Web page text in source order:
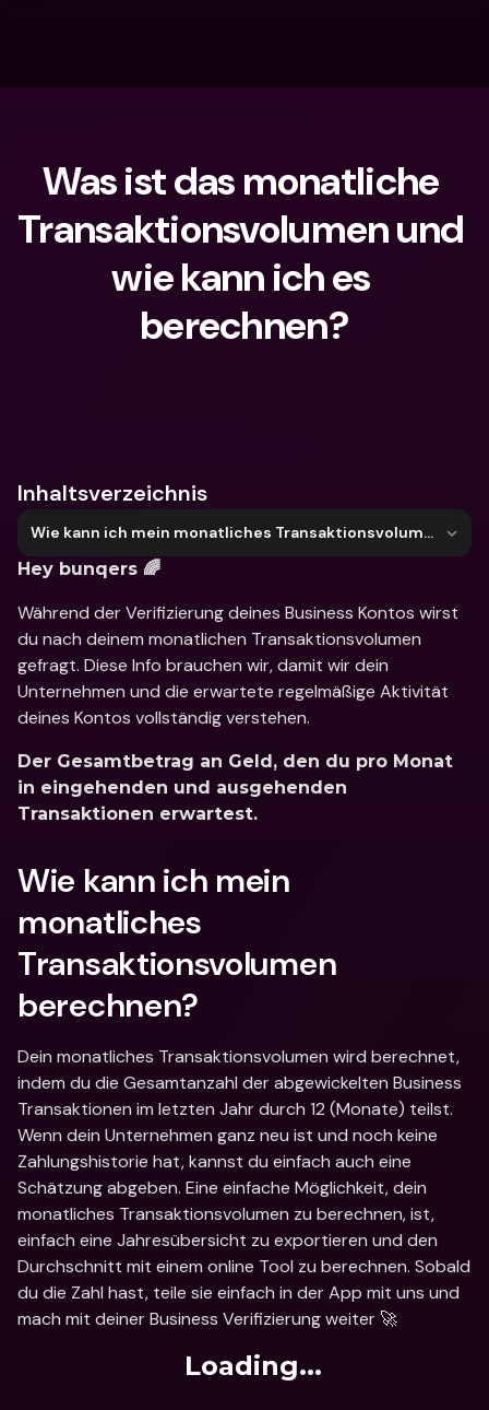
Was ist das monatliche
Transaktionsvolumen und
wie kann ich es
berechnen?
Inhaltsverzeichnis
Wie kann ich mein monatliches Transaktionsvolumen berechnen?
Hey bunqers 🌈
Während der Verifizierung deines Business Kontos wirst
du nach deinem monatlichen Transaktionsvolumen
gefragt. Diese Info brauchen wir, damit wir dein
Unternehmen und die erwartete regelmäßige Aktivität
deines Kontos vollständig verstehen.
Der Gesamtbetrag an Geld, den du pro Monat
in eingehenden und ausgehenden
Transaktionen erwartest.
Wie kann ich mein
monatliches
Transaktionsvolumen
berechnen?
Dein monatliches Transaktionsvolumen wird berechnet,
indem du die Gesamtanzahl der abgewickelten Business
Transaktionen im letzten Jahr durch 12 (Monate) teilst.
Wenn dein Unternehmen ganz neu ist und noch keine
Zahlungshistorie hat, kannst du einfach auch eine
Schätzung abgeben. Eine einfache Möglichkeit, dein
monatliches Transaktionsvolumen zu berechnen, ist,
einfach eine Jahresübersicht zu exportieren und den
Durchschnitt mit einem online Tool zu berechnen. Sobald
du die Zahl hast, teile sie einfach in der App mit uns und
mach mit deiner Business Verifizierung weiter 🚀
Loading...